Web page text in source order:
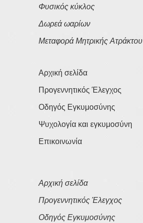
Φυσικός κύκλος
Δωρεά ωαρίων
Μεταφορά Μητρικής Ατράκτου
Αρχική σελίδα
Προγεννητικός Έλεγχος
Οδηγός Εγκυμοσύνης
Ψυχολογία και εγκυμοσύνη
Επικοινωνία
Αρχική σελίδα
Προγεννητικός Έλεγχος
Οδηγός Εγκυμοσύνης